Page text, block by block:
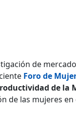
de
Foro de
de la
de las mujeres